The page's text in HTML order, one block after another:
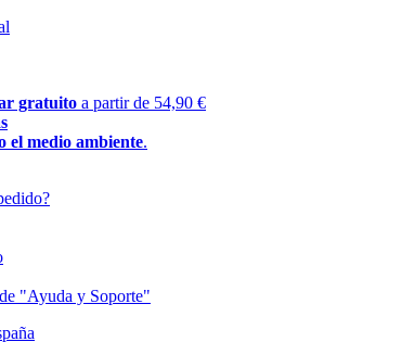
gratuito a partir de 54,90 €
el medio ambiente.
"Ayuda y Soporte"